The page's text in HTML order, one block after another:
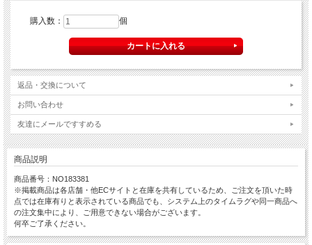
購入数： 個
返品・交換について
お問い合わせ
友達にメールですすめる
商品説明
商品番号：NO183381
※掲載商品は各店舗・他ECサイトと在庫を共有しているため、ご注文を頂いた時
点では在庫有りと表示されている商品でも、システム上のタイムラグや同一商品へ
の注文集中により、ご用意できない場合がございます。
何卒ご了承ください。